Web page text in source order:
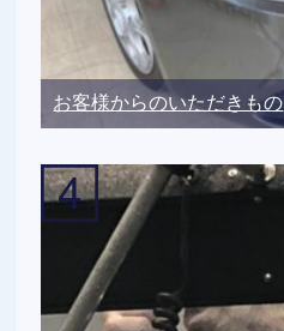
お客様からのいただきもの